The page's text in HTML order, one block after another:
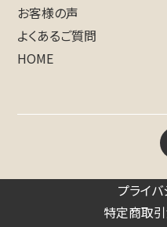
お客様の声
よくあるご質問
HOME
プライ
特定商取